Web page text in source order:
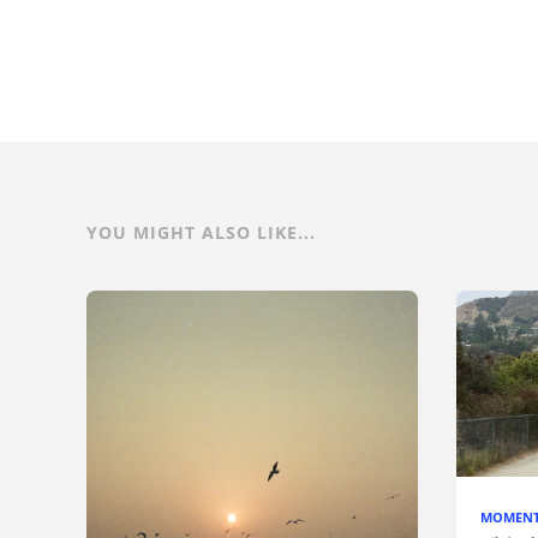
YOU MIGHT ALSO LIKE...